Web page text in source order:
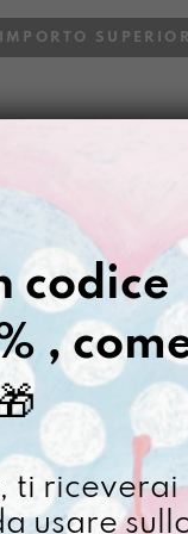
Zaino pc max
al momento
codice
,
ti riceverai
usare